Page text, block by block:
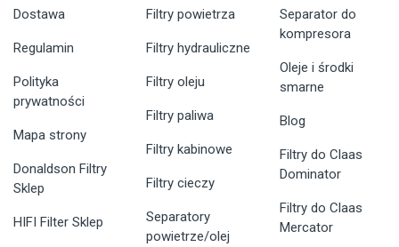
Dostawa
Regulamin
Polityka
prywatności
Mapa strony
Donaldson Filtry
Sklep
HIFI Filter Sklep
Filtry powietrza
Filtry hydrauliczne
Filtry oleju
Filtry paliwa
Filtry kabinowe
Filtry cieczy
Separatory
powietrze/olej
Separator do
kompresora
Oleje i środki
smarne
Blog
Filtry do Claas
Dominator
Filtry do Claas
Mercator